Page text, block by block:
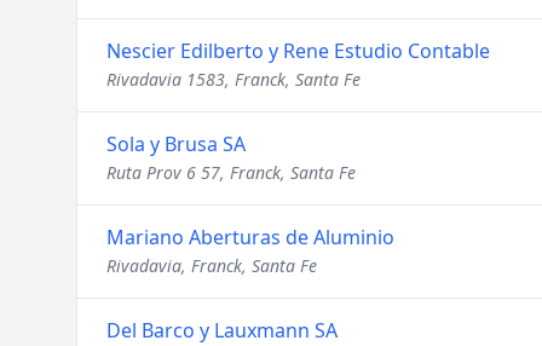
Nescier Edilberto y Rene Estudio Contable
Rivadavia 1583, Franck, Santa Fe
Sola y Brusa SA
Ruta Prov 6 57, Franck, Santa Fe
Mariano Aberturas de Aluminio
Rivadavia, Franck, Santa Fe
Del Barco y Lauxmann SA